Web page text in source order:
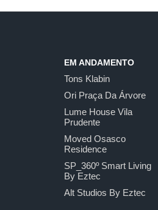
EM ANDAMENTO
Tons Klabin
Ori Praça Da Árvore
Lume House Vila
Prudente
Moved Osasco
Residence
SP_360º Smart Living
By Eztec
Alt Studios By Eztec